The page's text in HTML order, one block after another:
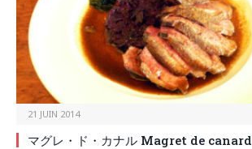
21 JUIN 2014
マグレ・ド・カナル Magret de canard